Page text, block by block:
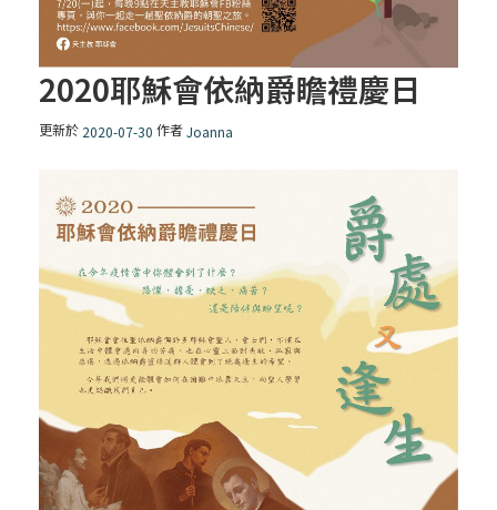
2020耶穌會依納爵瞻禮慶日
更新於 2020-07-30 作者 Joanna